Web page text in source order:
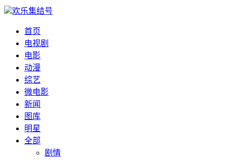
欢乐集结号
首页
电视剧
电影
动漫
综艺
微电影
新闻
图库
明星
全部
剧情